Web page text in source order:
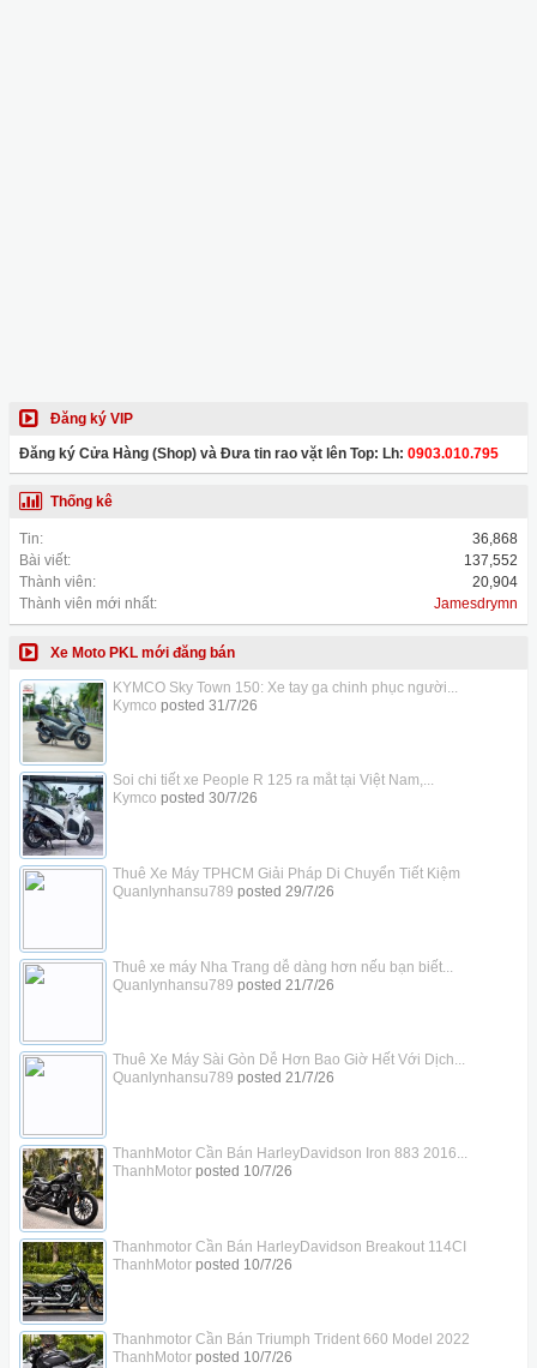
Đăng ký VIP
Đăng ký Cửa Hàng (Shop) và Đưa tin rao vặt lên Top: Lh: 0903.010.795
Thống kê
Tin:
36,868
Bài viết:
137,552
Thành viên:
20,904
Thành viên mới nhất:
Jamesdrymn
Xe Moto PKL mới đăng bán
KYMCO Sky Town 150: Xe tay ga chinh phục người...
Kymco posted 31/7/26
Soi chi tiết xe People R 125 ra mắt tại Việt Nam,...
Kymco posted 30/7/26
Thuê Xe Máy TPHCM Giải Pháp Di Chuyển Tiết Kiệm
Quanlynhansu789 posted 29/7/26
Thuê xe máy Nha Trang dễ dàng hơn nếu bạn biết...
Quanlynhansu789 posted 21/7/26
Thuê Xe Máy Sài Gòn Dễ Hơn Bao Giờ Hết Với Dịch...
Quanlynhansu789 posted 21/7/26
ThanhMotor Cần Bán HarleyDavidson Iron 883 2016...
ThanhMotorposted 10/7/26
Thanhmotor Cần Bán HarleyDavidson Breakout 114CI
ThanhMotorposted 10/7/26
Thanhmotor Cần Bán Triumph Trident 660 Model 2022
ThanhMotorposted 10/7/26